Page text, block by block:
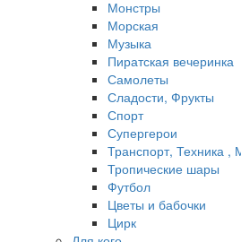
Монстры
Морская
Музыка
Пиратская вечеринка
Самолеты
Сладости, Фрукты
Спорт
Супергерои
Транспорт, Техника
Тропические шары
Футбол
Цветы и бабочки
Цирк